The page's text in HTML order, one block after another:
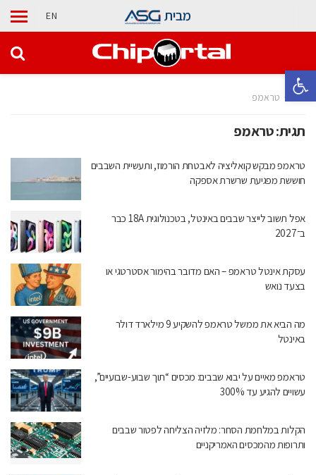
פתח סרגל נגישות
מבית EN
בית טראמפ
תגית:טראמפ
טראמפ מבקש קואליציה לאבטחת הורמוז, ותעשיית השבבים
חוששת מפגיעת שרשרת אספקה
אפל תשוב לייצר שבבים באינטל, בטכנולוגית 18A כבר
ב־2027
עסקת אינטל טראמפ – האם מדובר בהימור אסטרטגי או
בצעד נואש
מה הביא את ממשל טראמפ להשקיע 9 מילארד דולר
באינטל
טראמפ מאיים על יבוא שבבים: מכסים “תוך שבוע-שבועיים”,
עשויים להגיע עד 300%
הקלות במלחמת הסחר: מלזיה הצליחה לפטור שבבים
ותרופות מהמכסים האמריקניים